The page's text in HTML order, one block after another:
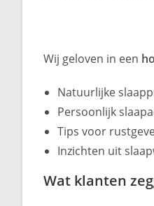
Wij geloven in een
Natuurlijke
Persoonlijk
Tips voor
Inzichten uit
Wat klanten